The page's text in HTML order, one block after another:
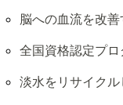
脳への血流を改
全国資格認定プロ
淡水をリサイク